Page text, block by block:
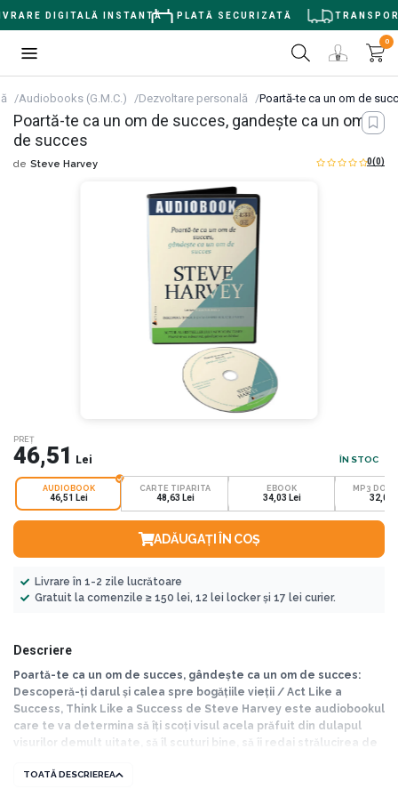
DIGITALĂ INSTANTĂ PLATĂ SECURIZATĂ
0
Audiobooks (G.M.C.) Dezvoltare personală Poartă-te ca un om de
Poartă-te ca un om de succes, gandeşte ca un om
de succes
de Steve Harvey 0(0)
PREȚ
46,51 Lei ÎN STOC
AUDIOBOOK
46,51 Lei
CARTE TIPARITA
48,63 Lei
EBOOK
34,03 Lei
MP3
32,01
ADĂUGAȚI ÎN COȘ
Livrare în 1-2 zile lucrătoare
Gratuit la comenzile ≥ 150 lei, 12 lei locker și 17 lei curier.
Descriere
Poartă-te ca un om de succes, gândește ca un om de succes:
Descoperă-ți darul și calea spre bogățiile vieții / Act Like a
Success, Think Like a Success de Steve Harvey este audiobookul
care te va determina să îți scoți visul acela prăfuit din dulapul
visurilor demult uitate, să îl scuturi bine, să îi redai strălucirea de
folosindu-ți acel dar unic pe care îl ai. Dar audiobookul reprezintă
TOATĂ DESCRIEREA